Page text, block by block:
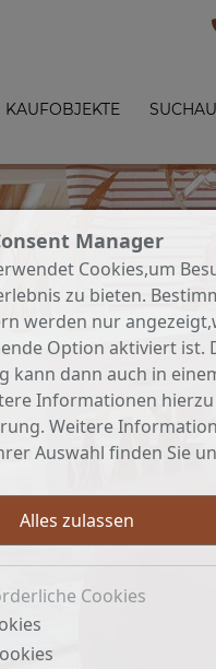
KAUFOBJEKTE
Manager
Cookies,um
zu bieten.
werden nur
Option aktiviert ist.
kann dann auch in
Informationen
Weitere
Auswahl finden Sie
Cookies